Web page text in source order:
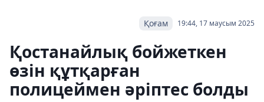
19:44, 17 маусым 2025
Қоғам
Қостанайлық бойжеткен
өзін құтқарған
полицеймен әріптес болды